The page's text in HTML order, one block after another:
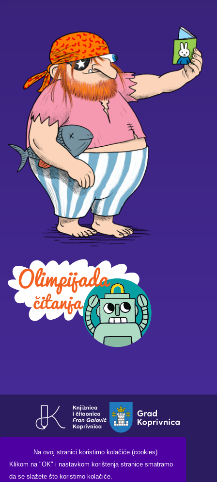
Na ovoj stranici koristimo kolačiće (cookies).
Klikom na "OK" i nastavkom korištenja stranice smatramo
da se slažete što koristimo kolačiće.